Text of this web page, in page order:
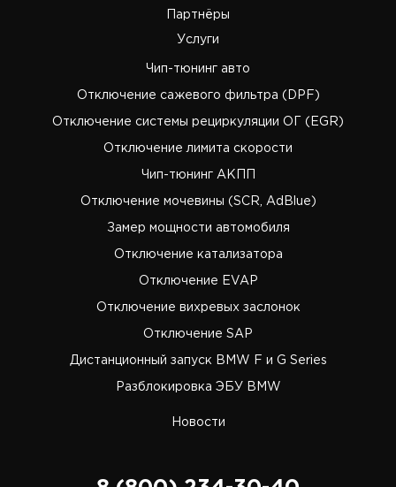
Новости
Услуги
Чип-тюнинг авто
Отключение сажевого фильтра (DPF)
Отключение системы рециркуляции ОГ (EGR)
Отключение лимита скорости
Чип-тюнинг АКПП
Отключение мочевины (SCR, AdBlue)
Замер мощности автомобиля
Отключение катализатора
Отключение EVAP
Отключение вихревых заслонок
Отключение SAP
Дистанционный запуск BMW F и G Series
Разблокировка ЭБУ BMW
Партнёры